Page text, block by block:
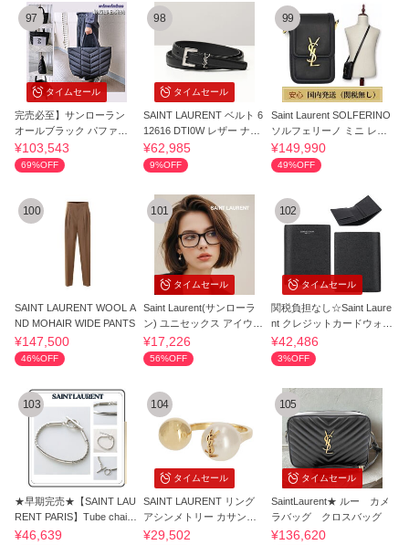
タイムセール
97
完売必至】サンローラン
オールブラック パファー
トートバッグ
¥103,543
69%OFF
タイムセール
98
SAINT LAURENT ベルト 6
12616 DTI0W レザー ナロ
ーベルト
¥62,985
9%OFF
99
Saint Laurent SOLFERINO
ソルフェリーノ ミニ レザ
ーショルダー
¥149,990
49%OFF
100
SAINT LAURENT WOOL A
ND MOHAIR WIDE PANTS
¥147,500
46%OFF
タイムセール
101
Saint Laurent(サンローラ
ン) ユニセックス アイウェ
ア 安全発送
¥17,226
56%OFF
タイムセール
102
関税負担なし☆Saint Laure
nt クレジットカードウォレ
ット
¥42,486
3%OFF
103
★早期完売★【SAINT LAU
RENT PARIS】Tube chain
bracelet
¥46,639
タイムセール
104
SAINT LAURENT リング
アシンメトリー カサンド
ラロゴ
¥29,502
タイムセール
105
SaintLaurent★ ルー カメ
ラバッグ クロスバッグ
¥136,620